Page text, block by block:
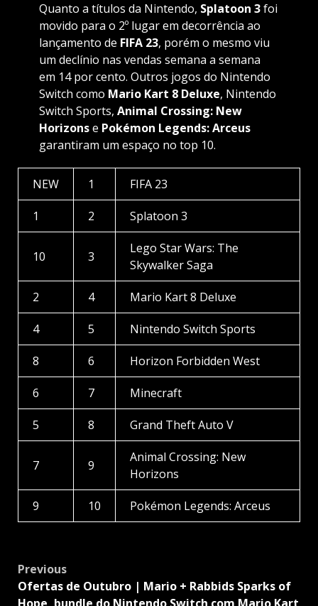
Quanto a títulos da Nintendo, Splatoon 3foi
movido para o 2º lugar em decorrência ao
lançamento de FIFA 23, porém o mesmo viu
um declínio nas vendas semana a semana
em 14 por cento. Outros jogos do Nintendo
Switch como Mario Kart 8 Deluxe, Nintendo
Switch Sports, Animal Crossing: New
Horizonse Pokémon Legends: Arceus
garantiram um espaço no top 10.
NEW 1 FIFA 23
1 2 Splatoon 3
10 3
Lego Star Wars: The
Skywalker Saga
2 4 Mario Kart 8 Deluxe
4 5 Nintendo Switch Sports
8 6 Horizon Forbidden West
6 7 Minecraft
5 8 Grand Theft Auto V
7 9
Animal Crossing: New
Horizons
9 10 Pokémon Legends: Arceus
Post
navigation
Previous
Ofertas de Outubro | Mario + Rabbids Sparks of